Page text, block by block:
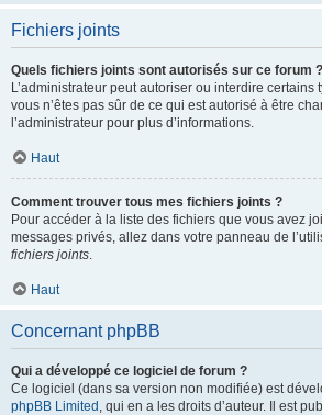
Fichiers joints
Quels fichiers joints sont autorisés sur ce forum ?
L’administrateur peut autoriser ou interdire certains
vous n’êtes pas sûr de ce qui est autorisé à être
l’administrateur pour plus d’informations.
Haut
Comment trouver tous mes fichiers joints ?
Pour accéder à la liste des fichiers que vous avez
messages privés, allez dans votre panneau de
fichiers joints.
Haut
Concernant phpBB
Qui a développé ce logiciel de forum ?
Ce logiciel (dans sa version non modifiée) est
phpBB Limited , qui en a les droits d’auteur. Il est